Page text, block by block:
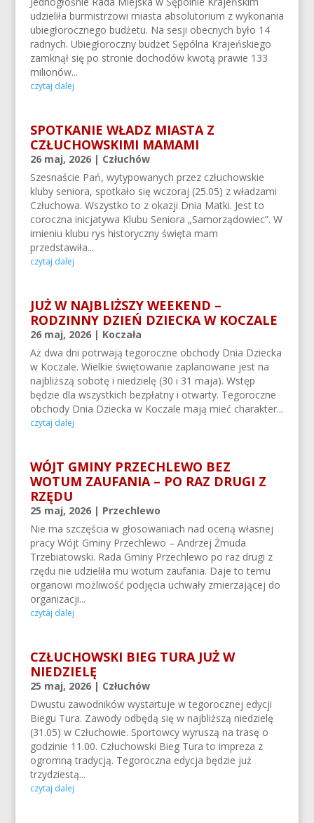
udzieliła burmistrzowi miasta absolutorium z wykonania
ubiegłorocznego budżetu. Na sesji obecnych było 14
radnych. Ubiegłoroczny budżet Sępólna Krajeńskiego
zamknął się po stronie dochodów kwotą prawie 133
milionów...
czytaj dalej
SPOTKANIE WŁADZ MIASTA Z
CZŁUCHOWSKIMI MAMAMI
26 maj, 2026| Człuchów
Szesnaście Pań, wytypowanych przez człuchowskie
kluby seniora, spotkało się wczoraj (25.05) z władzami
Człuchowa. Wszystko to z okazji Dnia Matki. Jest to
coroczna inicjatywa Klubu Seniora „Samorządowiec”. W
imieniu klubu rys historyczny święta mam
przedstawiła...
czytaj dalej
JUŻ W NAJBLIŻSZY WEEKEND –
RODZINNY DZIEŃ DZIECKA W KOCZALE
26 maj, 2026| Koczała
Aż dwa dni potrwają tegoroczne obchody Dnia Dziecka
w Koczale. Wielkie świętowanie zaplanowane jest na
najbliższą sobotę i niedzielę (30 i 31 maja). Wstęp
będzie dla wszystkich bezpłatny i otwarty. Tegoroczne
obchody Dnia Dziecka w Koczale mają mieć charakter...
czytaj dalej
WÓJT GMINY PRZECHLEWO BEZ
WOTUM ZAUFANIA – PO RAZ DRUGI Z
RZĘDU
25 maj, 2026| Przechlewo
Nie ma szczęścia w głosowaniach nad oceną własnej
pracy Wójt Gminy Przechlewo – Andrzej Żmuda
Trzebiatowski. Rada Gminy Przechlewo po raz drugi z
rzędu nie udzieliła mu wotum zaufania. Daje to temu
organowi możliwość podjęcia uchwały zmierzającej do
organizacji...
czytaj dalej
CZŁUCHOWSKI BIEG TURA JUŻ W
NIEDZIELĘ
25 maj, 2026| Człuchów
Dwustu zawodników wystartuje w tegorocznej edycji
Biegu Tura. Zawody odbędą się w najbliższą niedzielę
(31.05) w Człuchowie. Sportowcy wyruszą na trasę o
godzinie 11.00. Człuchowski Bieg Tura to impreza z
ogromną tradycją. Tegoroczna edycja będzie już
trzydziestą...
czytaj dalej